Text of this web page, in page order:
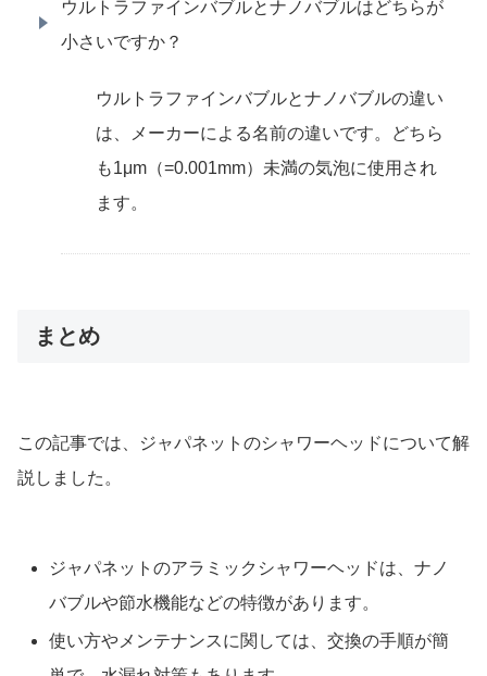
ウルトラファインバブルとナノバブルはどちらが
小さいですか？
ウルトラファインバブルとナノバブルの違い
は、メーカーによる名前の違いです。どちら
も1μm（=0.001mm）未満の気泡に使用され
ます。
まとめ
この記事では、ジャパネットのシャワーヘッドについて解
説しました。
ジャパネットのアラミックシャワーヘッドは、ナノ
バブルや節水機能などの特徴があります。
使い方やメンテナンスに関しては、交換の手順が簡